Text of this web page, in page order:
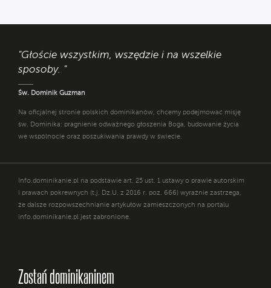
"Głoście wszystkim, wszędzie i na wszelkie
sposoby. "
Św. Dominik Guzman
Na oficjalnej stronie polskich dominikanów, chcemy podejmować misję
św. Dominika: pragnienie odważnego głoszenia Boga, budowanie życia
we wspólnocie oraz poszukiwania prawdy w świecie.
Info.dominikanie.pl na podstawie art. 25 ust. 1 ustawy o prawie autorskim
i prawach pokrewnych (t.j. Dz.U. z 2016 r. poz. 666) wyraźnie zastrzega,
że dalsze rozpowszechnianie artykułów zamieszczonych na portalu
info.dominikanie.pl jest zabronione.
Zostań dominikaninem